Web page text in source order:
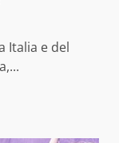
Italia e del